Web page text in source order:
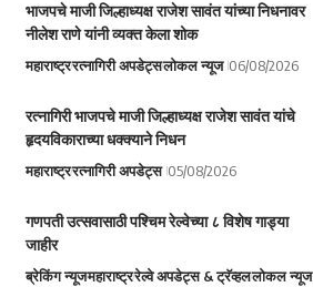
भाजपचे माजी जिल्हाध्यक्ष राजेश सावंत यांच्या निधनावर
नीलेश राणे यांनी व्यक्त केला शोक
महाराष्ट्ररत्नागिरी अपडेट्सलोकल न्यूज 06/08/2026
रत्नागिरी भाजपचे माजी जिल्हाध्यक्ष राजेश सावंत यांचे
हृदयविकाराच्या धक्क्याने निधन
महाराष्ट्ररत्नागिरी अपडेट्स 05/08/2026
गणपती उत्सवासाठी पश्चिम रेल्वेच्या ८ विशेष गाड्या
जाहीर
ब्रेकिंग न्यूजमहाराष्ट्ररेल्वे अपडेट्स & ट्रॅव्हललोकल न्यूज